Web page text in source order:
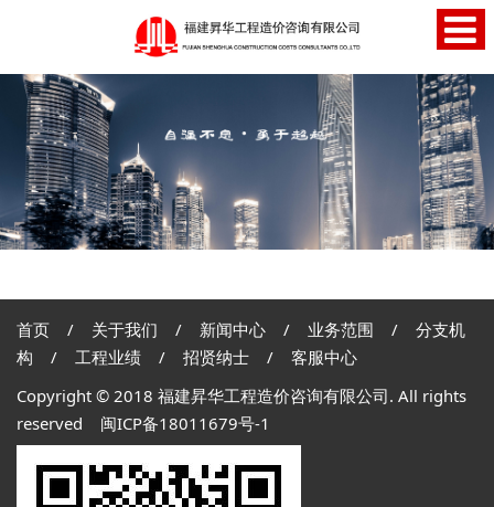
首页/ 关于我们 / 新闻中心/ 业务范围 / 分支机
构 / 工程业绩 / 招贤纳士 / 客服中心
Copyright © 2018 福建昇华工程造价咨询有限公司. All rights
reserved 闽ICP备18011679号-1